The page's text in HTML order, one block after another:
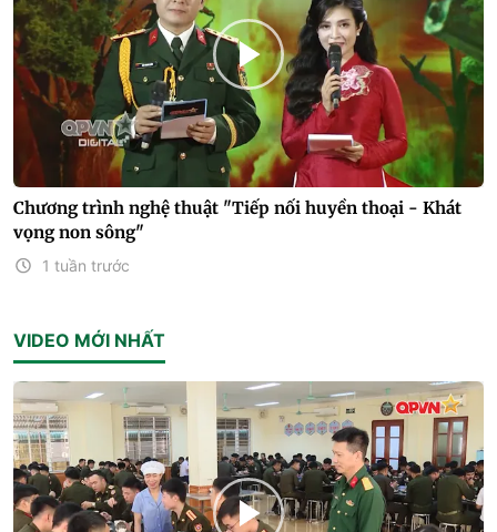
Chương trình nghệ thuật "Tiếp nối huyền thoại - Khát
vọng non sông"
1 tuần trước
VIDEO MỚI NHẤT